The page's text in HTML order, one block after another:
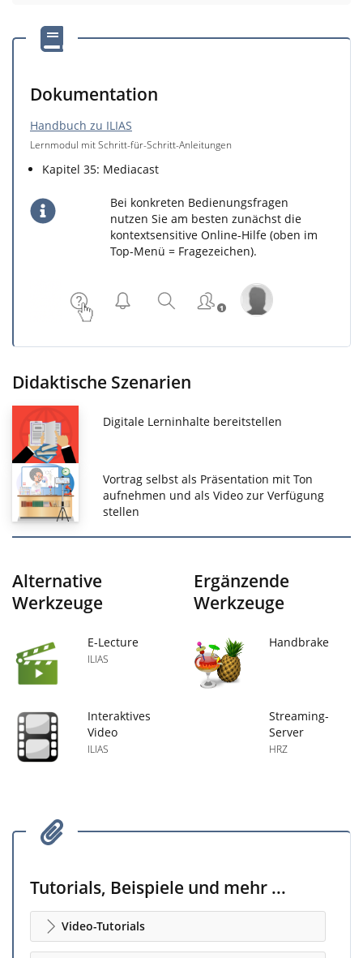
Dokumentation
Handbuch zu ILIAS
Lernmodul mit Schritt-für-Schritt-Anleitungen
Kapitel 35: Mediacast
Bei konkreten Bedienungsfragen
nutzen Sie am besten zunächst die
kontextsensitive Online-Hilfe (oben im
Top-Menü = Fragezeichen).
Didaktische Szenarien
Digitale Lerninhalte bereitstellen
Vortrag selbst als Präsentation mit Ton
aufnehmen und als Video zur Verfügung
stellen
Alternative
Werkzeuge
E-Lecture
ILIAS
Interaktives
Video
ILIAS
Ergänzende
Werkzeuge
Handbrake
Streaming-
Server
HRZ
Tutorials, Beispiele und mehr ...
Video-Tutorials